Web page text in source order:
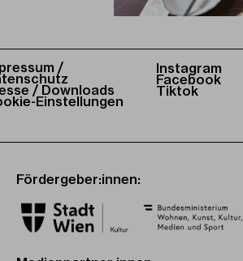
/
/ Downloads
Einstellungen
Instagram
Facebook
Tiktok
Fördergeber:innen: